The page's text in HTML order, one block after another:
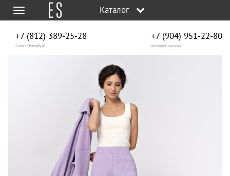
Меню Каталог
+7 (812) 389-25-28
Санкт-Петербург
+7 (904) 951‑22‑80
интернет-магазин